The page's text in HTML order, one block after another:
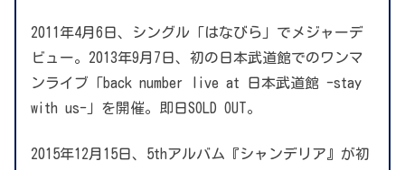
2011年4月6日、シングル「はなびら」でメジャーデ
ビュー。2013年9月7日、初の日本武道館でのワンマ
ンライブ「back number live at 日本武道館 -stay
with us-」を開催。即日SOLD OUT。
2015年12月15日、5thアルバム『シャンデリア』が初